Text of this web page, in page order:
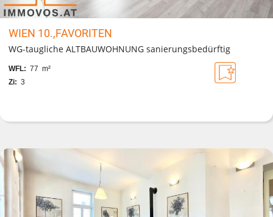
WIEN 10.,FAVORITEN
WG-taugliche ALTBAUWOHNUNG sanierungsbedürftig
WFL: 77 m²
Zi: 3